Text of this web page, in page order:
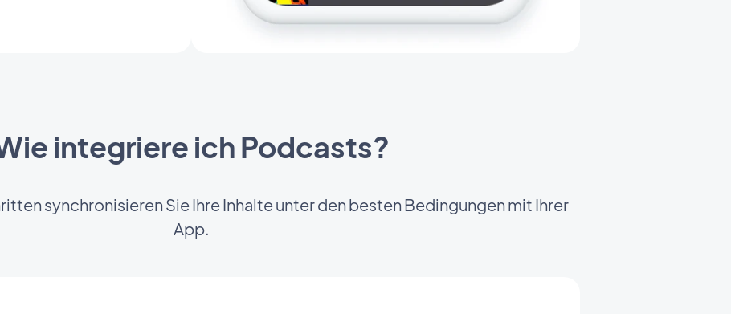
integriere ich Podcasts?
synchronisieren Sie Ihre Inhalte unter den besten Bedingungen mit Ihrer
App.